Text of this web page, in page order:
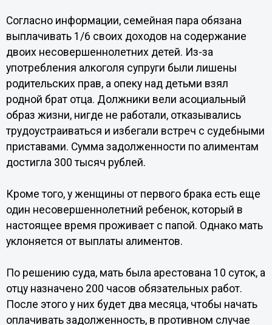
Согласно информации, семейная пара обязана
выплачивать 1/6 своих доходов на содержание
двоих несовершеннолетних детей. Из-за
употребления алкоголя супруги были лишены
родительских прав, а опеку над детьми взял
родной брат отца. Должники вели асоциальный
образ жизни, нигде не работали, отказывались
трудоустраиваться и избегали встреч с судебными
приставами. Сумма задолженности по алиментам
достигла 300 тысяч рублей.
Кроме того, у женщины от первого брака есть еще
один несовершеннолетний ребенок, который в
настоящее время проживает с папой. Однако мать
уклоняется от выплаты алиментов.
По решению суда, мать была арестована 10 суток, а
отцу назначено 200 часов обязательных работ.
После этого у них будет два месяца, чтобы начать
оплачивать задолженность, в противном случае